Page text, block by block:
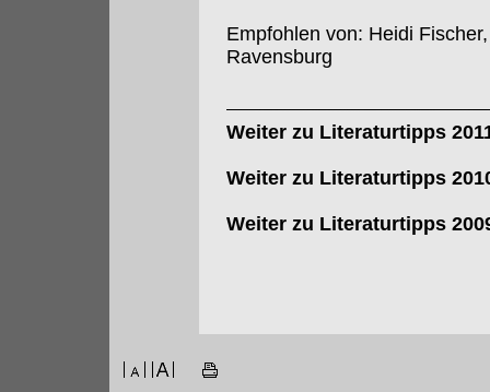
Empfohlen von: Heidi
Ravensburg
Weiter zu Literaturtipps
Weiter zu Literaturtipps
Weiter zu Literaturtipps